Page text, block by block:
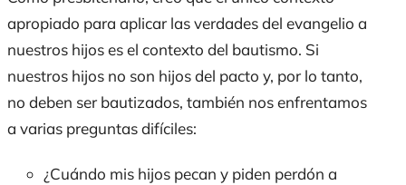
apropiado para aplicar las verdades del evangelio a
nuestros hijos es el contexto del bautismo. Si
nuestros hijos no son hijos del pacto y, por lo tanto,
no deben ser bautizados, también nos enfrentamos
a varias preguntas difíciles:
¿Cuándo mis hijos pecan y piden perdón a